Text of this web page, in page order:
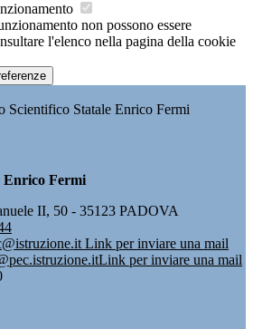
non possono essere
l'elenco nella pagina della cookie
Scientifico Statale Enrico Fermi
Enrico Fermi
II, 50 - 35123 PADOVA
Link per inviare una mail
Link per inviare una mail